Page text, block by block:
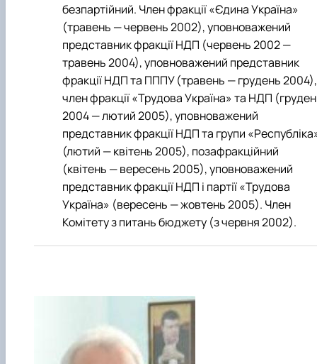
безпартійний. Член фракції «Єдина Україна»
(травень — червень 2002), уповноважений
представник фракції НДП (червень 2002 —
травень 2004), уповноважений представник
фракції НДП та ПППУ (травень — грудень 2004),
член фракції «Трудова Україна» та НДП
2004 — лютий 2005), уповноважений
представник фракції НДП та групи
(лютий — квітень 2005), позафракційний
(квітень — вересень 2005), уповноважений
представник фракції НДП і партії «Трудова
Україна» (вересень — жовтень 2005). Член
Комітету з питань бюджету (з червня 2002).